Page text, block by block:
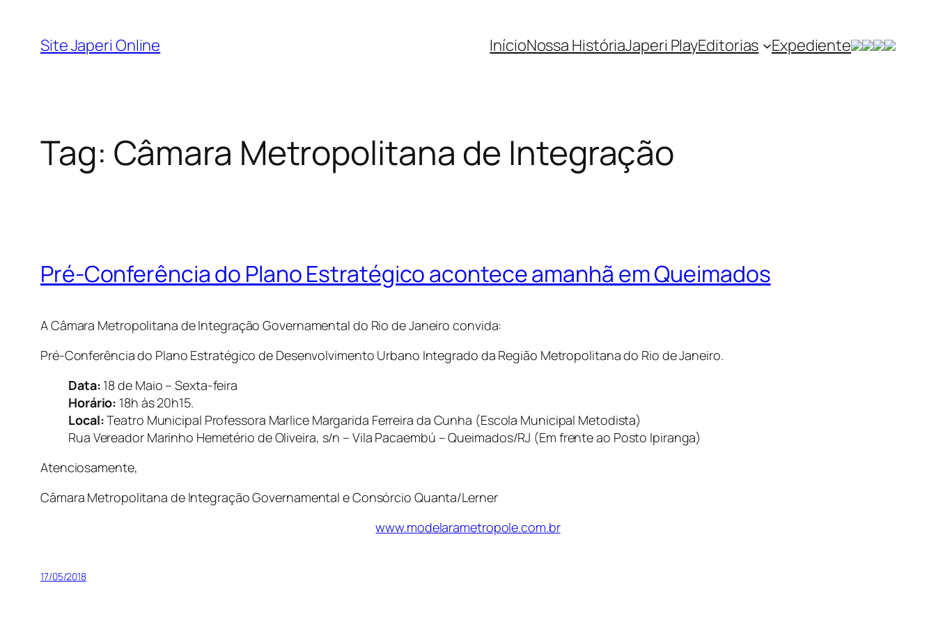
Site Japeri Online InícioNossa HistóriaJaperi PlayEditorias Expediente
Tag: Câmara Metropolitana de Integração
Pré-Conferência do Plano Estratégico acontece amanhã em Queimados
A Câmara Metropolitana de Integração Governamental do Rio de Janeiro convida:
Pré-Conferência do Plano Estratégico de Desenvolvimento Urbano Integrado da Região Metropolitana do Rio de Janeiro.
Data: 18 de Maio – Sexta-feira
Horário: 18h às 20h15.
Local:Teatro Municipal Professora Marlice Margarida Ferreira da Cunha (Escola Municipal Metodista)
Rua Vereador Marinho Hemetério de Oliveira, s/n – Vila Pacaembú – Queimados/RJ (Em frente ao Posto Ipiranga)
Atenciosamente,
Câmara Metropolitana de Integração Governamental e Consórcio Quanta/Lerner
www.modelarametropole.com.br
17/05/2018